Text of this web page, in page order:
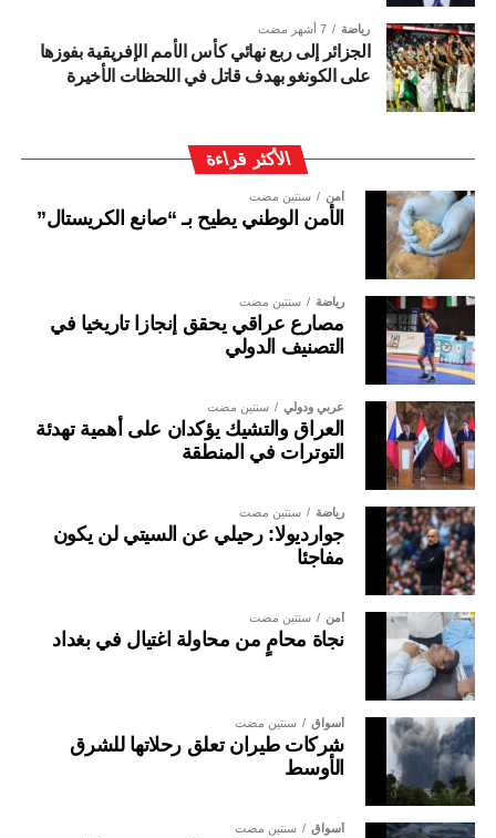
رياضة 7 أشهر مضت
الجزائر إلى ربع نهائي كأس الأمم الإفريقية بفوزها
على الكونغو بهدف قاتل في اللحظات الأخيرة
الأكثر قراءة
أمن سنتين مضت
الأمن الوطني يطيح بـ “صانع الكريستال”
رياضة سنتين مضت
مصارع عراقي يحقق إنجازا تاريخيا في
التصنيف الدولي
عربي ودولي سنتين مضت
العراق والتشيك يؤكدان على أهمية تهدئة
التوترات في المنطقة
رياضة سنتين مضت
جوارديولا: رحيلي عن السيتي لن يكون
مفاجئا
أمن سنتين مضت
نجاة محامٍ من محاولة اغتيال في بغداد
أسواق سنتين مضت
شركات طيران تعلق رحلاتها للشرق
الأوسط
أسواق سنتين مضت